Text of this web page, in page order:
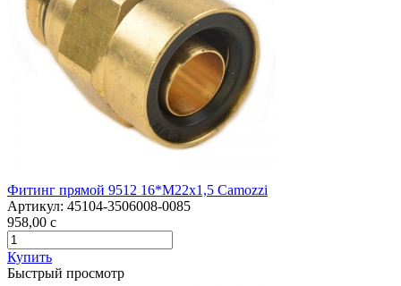
Фитинг прямой 9512 16*М22х1,5 Camozzi
Артикул: 45104-3506008-0085
958,00 c
Купить
Быстрый просмотр